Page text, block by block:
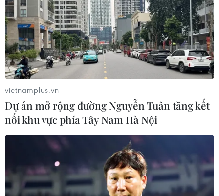
vietnamplus.vn
Dự án mở rộng đường Nguyễn Tuân tăng kết
nối khu vực phía Tây Nam Hà Nội